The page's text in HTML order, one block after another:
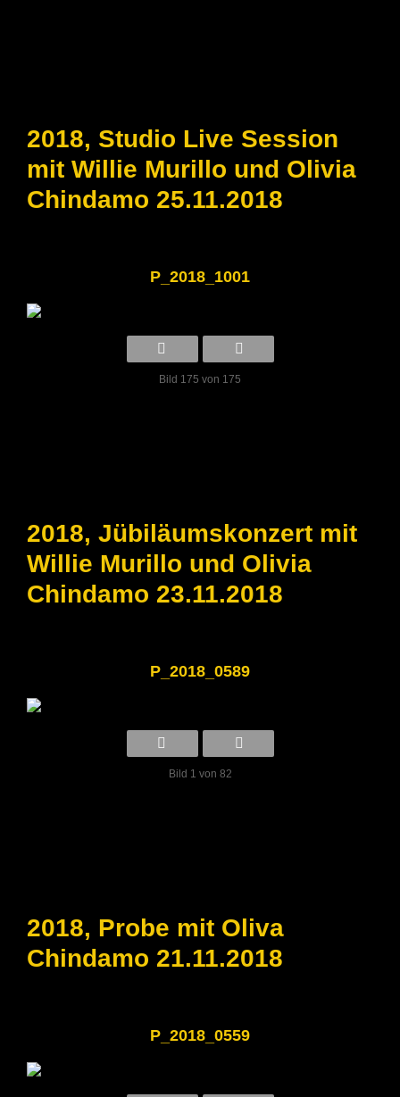
2018, Studio Live Session
mit Willie Murillo und Olivia
Chindamo 25.11.2018
P_2018_1001
Bild 175 von 175
2018, Jübiläumskonzert mit
Willie Murillo und Olivia
Chindamo 23.11.2018
P_2018_0589
Bild 1 von 82
2018, Probe mit Oliva
Chindamo 21.11.2018
P_2018_0559